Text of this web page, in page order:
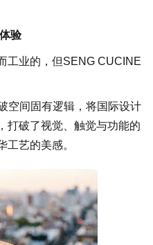
验
工业的，但SENG CUCINE
空间固有逻辑，将国际设计
打破了视觉、触觉与功能的
工艺的美感。